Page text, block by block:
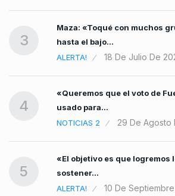
3
Maza: «Toqué con muchos
hasta el bajo…
ALERTA!
18 De Julio De
4
«Queremos que el voto de
usado para…
NOTICIAS 2
29 De Agosto
5
«El objetivo es que logremos
sostener…
ALERTA!
10 De